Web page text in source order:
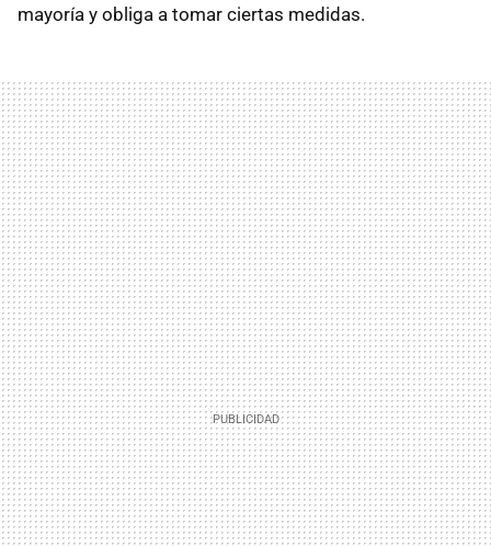
mayoría y obliga a tomar ciertas medidas.